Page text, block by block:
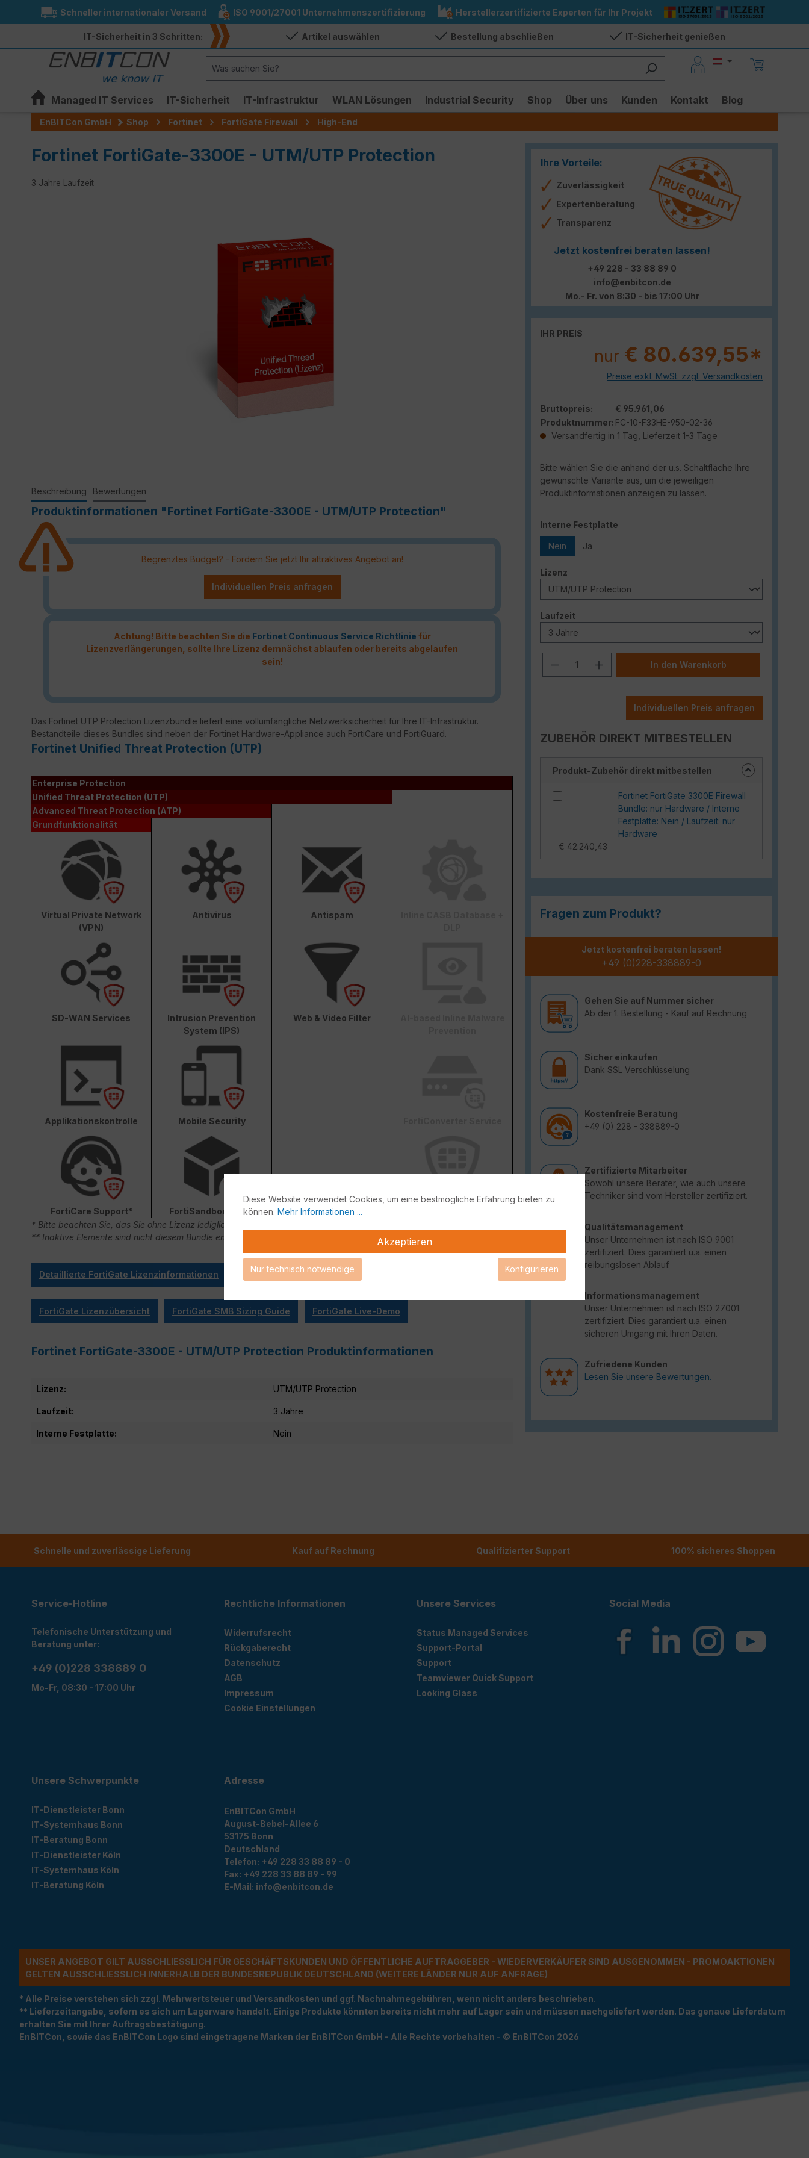
Zur Hauptnavigation springen
Schneller internationaler Versand ISO 9001/27001 Unternehmenszertifizierung Herstellerzertifizierte Experten für Ihr Projekt
IT-Sicherheit in 3 Schritten: Artikel auswählen Bestellung abschließen IT-Sicherheit genießen
Managed IT Services IT-Sicherheit IT-Infrastruktur WLAN Lösungen Industrial Security Shop Über uns Kunden Kontakt Blog
EnBITCon GmbH Shop Fortinet FortiGate Firewall High-End
Fortinet FortiGate-3300E - UTM/UTP Protection
3 Jahre Laufzeit
Ihre Vorteile:
Zuverlässigkeit
Expertenberatung
Transparenz
Jetzt kostenfrei beraten lassen!
+49 228 - 33 88 89 0
info@enbitcon.de
Mo.- Fr. von 8:30 - bis 17:00 Uhr
IHR PREIS
nur € 80.639,55*
Preise exkl. MwSt. zzgl. Versandkosten
Bruttopreis:
€ 95.961,06
Produktnummer: FC-10-F33HE-950-02-36
Versandfertig in 1 Tag, Lieferzeit 1-3 Tage
Bitte wählen Sie die anhand der u.s. Schaltfläche Ihre
gewünschte Variante aus, um die jeweiligen
Produktinformationen anzeigen zu lassen.
Interne Festplatte
Nein Ja
Lizenz
Laufzeitauswählen
Produkt Anzahl: Gib den
In den Warenkorb
Individuellen Preis anfragen
ZUBEHÖR DIREKT MITBESTELLEN
Produkt-Zubehör direkt mitbestellen
Fortinet FortiGate 3300E Firewall
Bundle: nur Hardware / Interne
Festplatte: Nein / Laufzeit: nur
Hardware
€ 42.240,43
Fragen zum Produkt?
Jetzt kostenfrei beraten lassen!
+49 (0)228-338889-0
Gehen Sie auf Nummer sicher
Ab der 1. Bestellung - Kauf auf Rechnung
Sicher einkaufen
Dank SSL Verschlüsselung
Kostenfreie Beratung
+49 (0) 228 - 338889-0
Zertifizierte Mitarbeiter
Sowohl unsere Berater, wie auch unsere
Techniker sind vom Hersteller zertifiziert.
Qualitätsmanagement
Unser Unternehmen ist nach ISO 9001
zertifiziert. Dies garantiert u.a. einen
reibungslosen Ablauf.
Informationsmanagement
Unser Unternehmen ist nach ISO 27001
zertifiziert. Dies garantiert u.a. einen
sicheren Umgang mit Ihren Daten.
Zufriedene Kunden
Lesen Sie unsere Bewertungen.
Beschreibung Bewertungen
Produktinformationen "Fortinet FortiGate-3300E - UTM/UTP Protection"
Begrenztes Budget? - Fordern Sie jetzt Ihr attraktives Angebot an!
Individuellen Preis anfragen
Achtung! Bitte beachten Sie die Fortinet Continuous Service Richtlinie für
Lizenzverlängerungen, sollte Ihre Lizenz demnächst ablaufen oder bereits abgelaufen
sein!
Das Fortinet UTP Protection Lizenzbundle liefert eine vollumfängliche Netzwerksicherheit für Ihre IT-Infrastruktur.
Bestandteile dieses Bundles sind neben der Fortinet Hardware-Appliance auch FortiCare und FortiGuard.
Fortinet Unified Threat Protection (UTP)
Enterprise Protection
Unified Threat Protection (UTP)
Advanced Threat Protection (ATP)
Grundfunktionalität
Virtual Private Network
(VPN)
Antivirus Antispam
SD-WAN Services
Intrusion Prevention
System (IPS)
Web & Video Filter
Applikationskontrolle Mobile Security
FortiCare Support* FortiSandbox Cloud
* Bitte beachten Sie, das Sie ohne Lizenz lediglich 90 Tage von FortiCare Support gebrauch machen können.
** Inaktive Elemente sind nicht diesem Bundle enthalten.
Detaillierte FortiGate Lizenzinformationen
FortiGate Lizenzübersicht FortiGate SMB Sizing Guide FortiGate Live-Demo
Fortinet FortiGate-3300E - UTM/UTP Protection Produktinformationen
Lizenz: UTM/UTP Protection
Laufzeit: 3 Jahre
Interne Festplatte: Nein
Schnelle und zuverlässige Lieferung Kauf auf Rechnung Qualifizierter Support 100% sicheres Shoppen
Service-Hotline
Telefonische Unterstützung und
Beratung unter:
+49 (0)228 338889 0
Mo-Fr, 08:30 - 17:00 Uhr
Rechtliche Informationen
Widerrufsrecht
Rückgaberecht
Datenschutz
AGB
Impressum
Cookie Einstellungen
Unsere Services
Status Managed Services
Support-Portal
Support
Teamviewer Quick Support
Looking Glass
Social Media
Unsere Schwerpunkte
IT-Dienstleister Bonn
IT-Systemhaus Bonn
IT-Beratung Bonn
IT-Dienstleister Köln
IT-Systemhaus Köln
IT-Beratung Köln
Adresse
EnBITCon GmbH
August-Bebel-Allee 6
53175 Bonn
Deutschland
Telefon: +49 228 33 88 89 - 0
Fax: +49 228 33 88 89 - 99
E-Mail: info@enbitcon.de
UNSER ANGEBOT GILT AUSSCHLIESSLICH FÜR GESCHÄFTSKUNDEN UND ÖFFENTLICHE AUFTRAGGEBER - WIEDERVERKÄUFER SIND AUSGENOMMEN - PROMOAKTIONEN G
ELTEN AUSSCHLIESSLICH INNERHALB DER BUNDESREPUBLIK DEUTSCHLAND (WEITERE LÄNDER NUR AUF ANFRAGE)
* Alle Preise verstehen sich zzgl. Mehrwertsteuer und Versandkosten und ggf. Nachnahmegebühren, wenn nicht anders beschrieben.
** Lieferzeitangabe, sofern es sich um Lagerware handelt. Einige Produkte könnten bereits nicht mehr auf Lager sein und müssen nachgeliefert werden. Das genaue Lieferdatum
erhalten Sie mit Ihrer Auftragsbestätigung.
EnBITCon, sowie das EnBITCon Logo sind eingetragene Marken der EnBITCon GmbH - Alle Rechte vorbehalten - © EnBITCon 2026
Diese Website verwendet Cookies, um eine bestmögliche Erfahrung bieten zu
können. Mehr Informationen ...
Akzeptieren
Nur technisch notwendige Konfigurieren